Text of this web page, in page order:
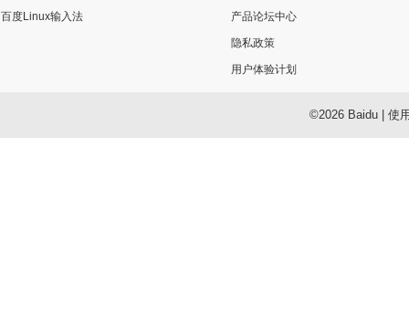
百度Linux输入法 产品论坛中心
隐私政策
用户体验计划
©2026 Baidu| 使